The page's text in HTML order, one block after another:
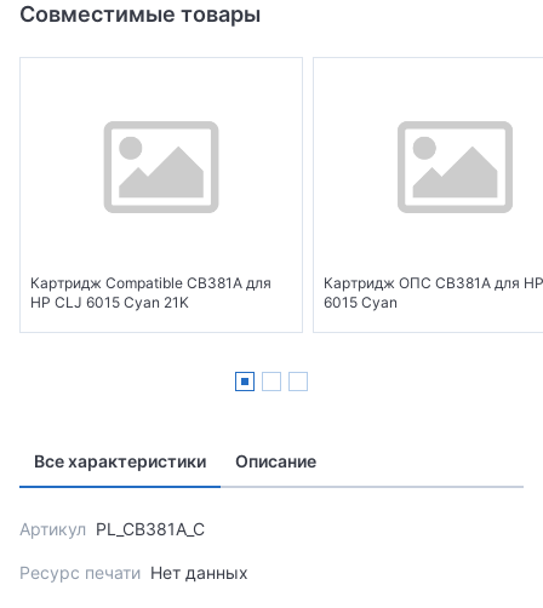
Совместимые товары
Картридж Compatible CB381A для
HP CLJ 6015 Cyan 21K
Картридж ОПС CB381A для
6015 Cyan
Все характеристики Описание
Артикул PL_CB381A_C
Ресурс печати Нет данных